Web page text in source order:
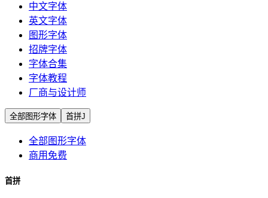
中文字体
英文字体
图形字体
招牌字体
字体合集
字体教程
厂商与设计师
全部图形字体 首拼J
全部图形字体
商用免费
首拼